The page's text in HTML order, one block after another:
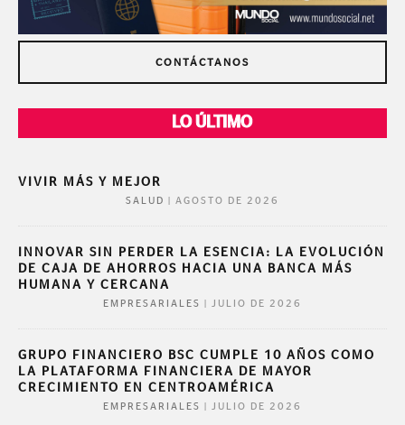
CONTÁCTANOS
LO ÚLTIMO
VIVIR MÁS Y MEJOR
SALUD AGOSTO DE 2026
INNOVAR SIN PERDER LA ESENCIA: LA EVOLUCIÓN
DE CAJA DE AHORROS HACIA UNA BANCA MÁS
HUMANA Y CERCANA
EMPRESARIALES JULIO DE 2026
GRUPO FINANCIERO BSC CUMPLE 10 AÑOS COMO
LA PLATAFORMA FINANCIERA DE MAYOR
CRECIMIENTO EN CENTROAMÉRICA
EMPRESARIALES JULIO DE 2026